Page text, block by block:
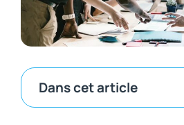
Dans cet article